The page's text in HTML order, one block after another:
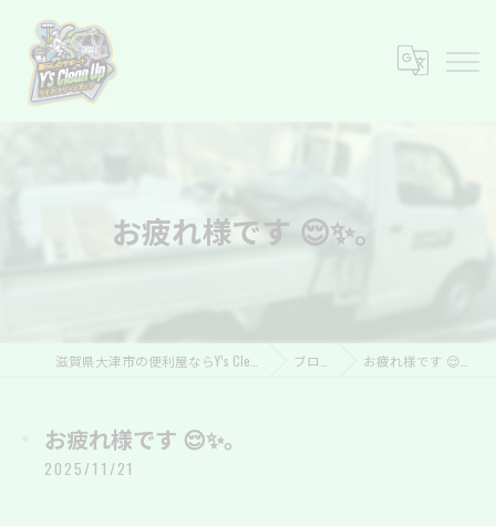
お疲れ様です 😌✨。
ブログ お疲れ様です 😌✨。
お疲れ様です 😌✨。
2025/11/21